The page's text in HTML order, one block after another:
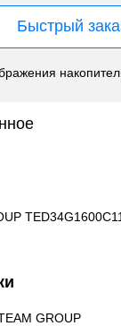
Быстрый
GROUP